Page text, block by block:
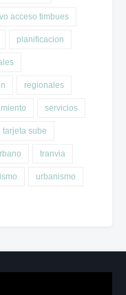
acceso timbues
planificacion
regionales
servicios
tarjeta sube
tranvia
urbanismo